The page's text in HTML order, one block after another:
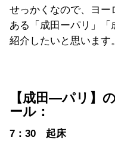
せっかくなので、ヨ
ある「成田ーパリ」
紹介したいと思います。
【成田―パリ】
ール：
7：30 起床